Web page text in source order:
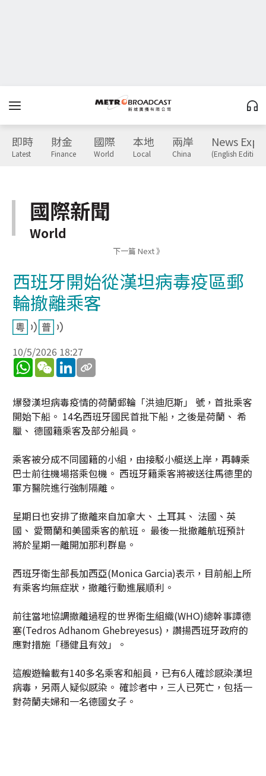
即時
Latest
財金
Finance
國際
World
本地
Local
兩岸
China
News
(English Edition)
國際新聞
World
下一篇 Next 》
西班牙開始從漢坦病毒疫區郵
輪撤離乘客
10/5/2026 18:27
WhatsApp
WeChatLinkedIn
爆發漢坦病毒疫情的荷蘭郵輪「洪迪厄斯」 號，首批乘客
開始下船。 14名西班牙國民首批下船，之後是荷蘭、 希
臘、 德國籍乘客及部分船員。
乘客被分成不同國籍的小組，由接駁小艇送上岸，再轉乘
巴士前往機場搭乘包機。 西班牙籍乘客將被送往馬德里的
軍方醫院進行強制隔離。
星期日也安排了撤離來自加拿大、 土耳其、 法國、英
國、 愛爾蘭和美國乘客的航班。 最後一批撤離航班預計
將於星期一離開加那利群島。
西班牙衛生部長加西亞(Monica Garcia)表示，目前船上所
有乘客均無症狀，撤離行動進展順利。
前往當地協調撤離過程的世界衛生組織(WHO)總幹事譚德
塞(Tedros Adhanom Ghebreyesus)，讚揚西班牙政府的
應對措施「穩健且有效」。
這艘遊輪載有140多名乘客和船員，已有6人確診感染漢坦
病毒，另兩人疑似感染。 確診者中，三人已死亡，包括一
對荷蘭夫婦和一名德國女子。